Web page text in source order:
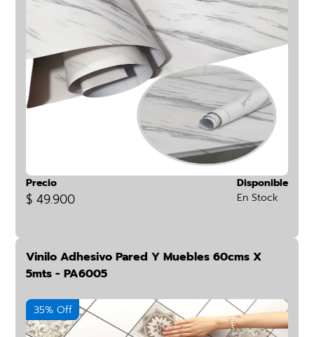
Precio
$ 49.900
Disponible
En Stock
Vinilo Adhesivo Pared Y Muebles 60cms X
5mts - PA6005
35% Off